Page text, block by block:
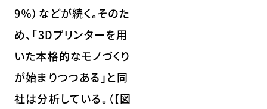
9％）などが続く。そのた
め、「3Dプリンターを用
いた本格的なモノづくり
が始まりつつある」と同
社は分析している。（【図